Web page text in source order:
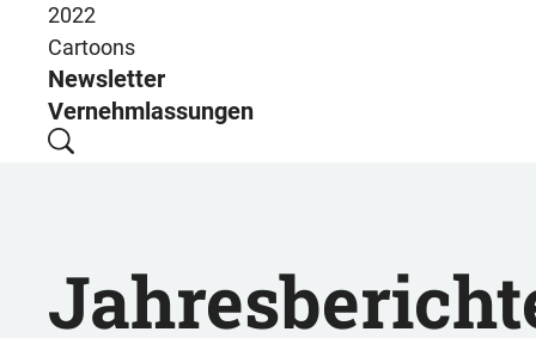
2022
Cartoons
Newsletter
Vernehmlassungen